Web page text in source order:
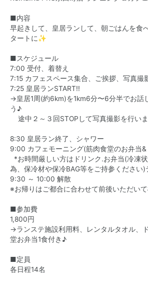
■内容
早起きして、皇居ランして、朝ごはんを食
タートに✨
■スケジュール
7:00 受付、着替え
7:15 カフェスペース集合、ご挨拶、写真撮
7:25 皇居ランSTART!!
→皇居1周(約6km)を1km6分〜6分半でお話
う♪
途中２～３回STOPして写真撮影を行い
8:30 皇居ラン終了、シャワー
9:00 カフェモーニング(筋肉食堂のお弁当&
*お時間厳しい方はドリンク.お弁当(冷凍
為、保冷材や保冷BAG等をご持参ください)
9:30 ～ 10:00 解散
※お帰りはご都合に合わせて前後いただいて
■参加費
1,800円
→ランステ施設利用料、レンタルタオル、
堂お弁当1食付き♪
■定員
各日程14名